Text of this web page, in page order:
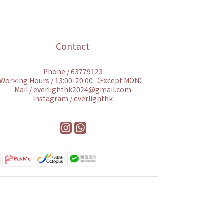
Contact
Phone / 63779123
Working Hours / 13:00-20:00（Except MON）
Mail / everlighthk2024@gmail.com
Instagram / everlighthk